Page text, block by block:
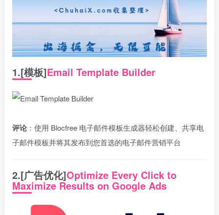
1.[模板]Email Template Builder
评论：使用 Blocfree 电子邮件模板生成器轻松创建、共享电
子邮件模板并将其发布到您首选的电子邮件营销平台
2.[广告优化]Optimize Every Click to
Maximize Results on Google Ads